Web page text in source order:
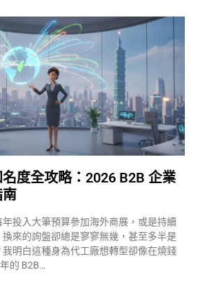
度全攻略：2026 B2B 企業
投入大筆預算參加海外商展，或是持續
來的詢盤卻總是寥寥無幾，甚至多半是
明白這種身為代工廠想轉型卻像在燒錢
的 B2B…